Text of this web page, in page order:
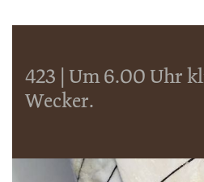
423 | Um 6.00 Uhr
Wecker.